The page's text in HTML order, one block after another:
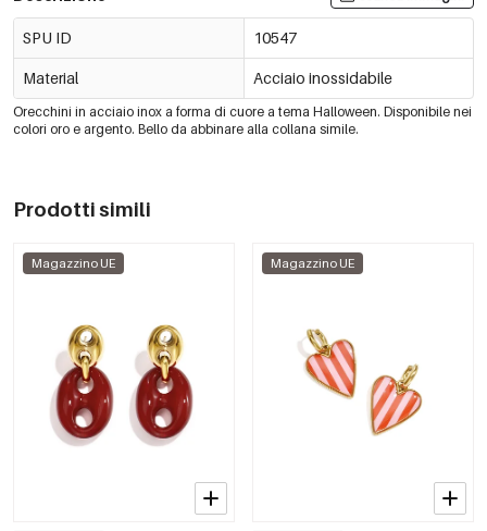
SPU ID 10547
Material Acciaio inossidabile
Orecchini in acciaio inox a forma di cuore a tema Halloween. Disponibile nei
colori oro e argento. Bello da abbinare alla collana simile.
Prodotti simili
Magazzino UE Magazzino UE